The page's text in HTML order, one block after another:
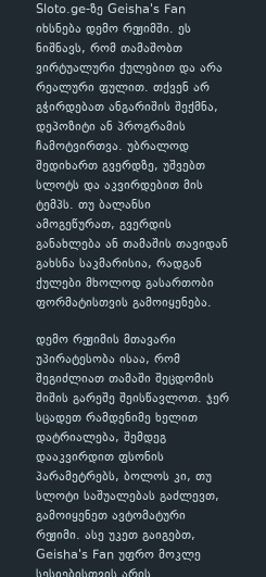
Sloto.ge-ზე Geisha's Fan
იხსნება დემო რეჟიმში. ეს
ნიშნავს, რომ თამაშობთ
ვირტუალური ქულებით და არა
რეალური ფულით. თქვენ არ
გჭირდებათ ანგარიშის შექმნა,
დეპოზიტი ან პროგრამის
ჩამოტვირთვა. უბრალოდ
შედიხართ გვერდზე, უშვებთ
სლოტს და აკვირდებით მის
ტემპს. თუ ბალანსი
ამოგეწურათ, გვერდის
განახლება ან თამაშის თავიდან
გახსნა საკმარისია, რადგან
ქულები მხოლოდ გასართობი
ფორმატისთვის გამოიყენება.
დემო რეჟიმის მთავარი
უპირატესობა ისაა, რომ
შეგიძლიათ თამაში შეცდომის
შიშის გარეშე შეისწავლოთ. ჯერ
სცადეთ რამდენიმე ხელით
დატრიალება, შემდეგ
დააკვირდით ფსონის
პარამეტრებს, ბოლოს კი, თუ
სლოტი საშუალებას გაძლევთ,
გამოიყენეთ ავტომატური
რეჟიმი. ასე უკეთ გაიგებთ,
Geisha's Fan უფრო მოკლე